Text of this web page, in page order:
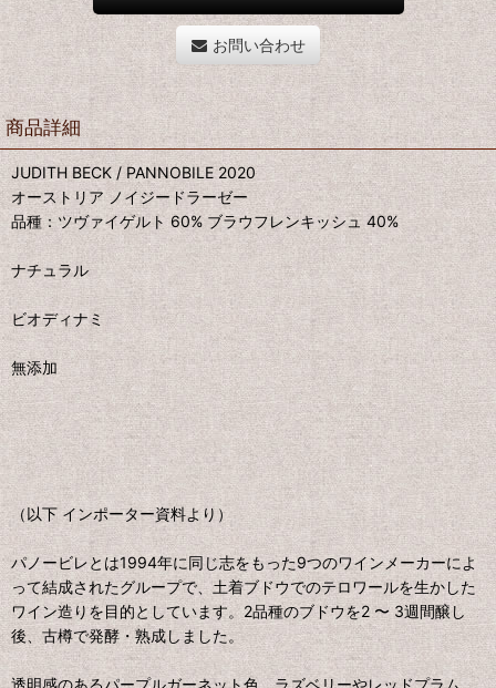
お問い合わせ
商品詳細
JUDITH BECK / PANNOBILE 2020
オーストリア ノイジードラーゼー
品種：ツヴァイゲルト 60% ブラウフレンキッシュ 40%
ナチュラル
ビオディナミ
無添加
（以下 インポーター資料より）
パノービレとは1994年に同じ志をもった9つのワインメーカーによ
って結成されたグループで、土着ブドウでのテロワールを生かした
ワイン造りを目的としています。2品種のブドウを2 〜 3週間醸し
後、古樽で発酵・熟成しました。